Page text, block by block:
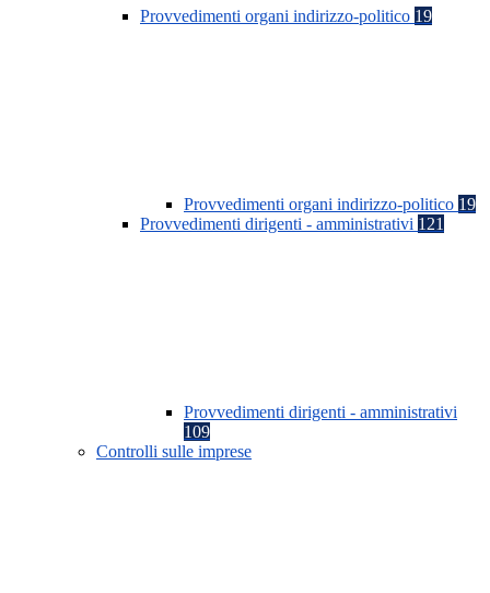
Provvedimenti organi indirizzo-politico 19
Provvedimenti organi indirizzo-politico 19
Provvedimenti dirigenti - amministrativi 121
Provvedimenti dirigenti - amministrativi
109
Controlli sulle imprese